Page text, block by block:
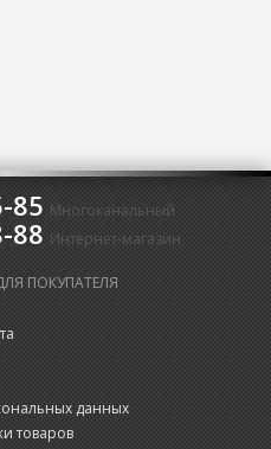
85 Многоканальный
88 Интернет-магазин
ПОКУПАТЕЛЯ
данных
товаров